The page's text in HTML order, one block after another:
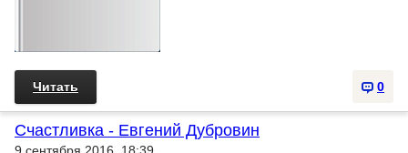
0
Читать
Счастливка - Евгений Дубровин